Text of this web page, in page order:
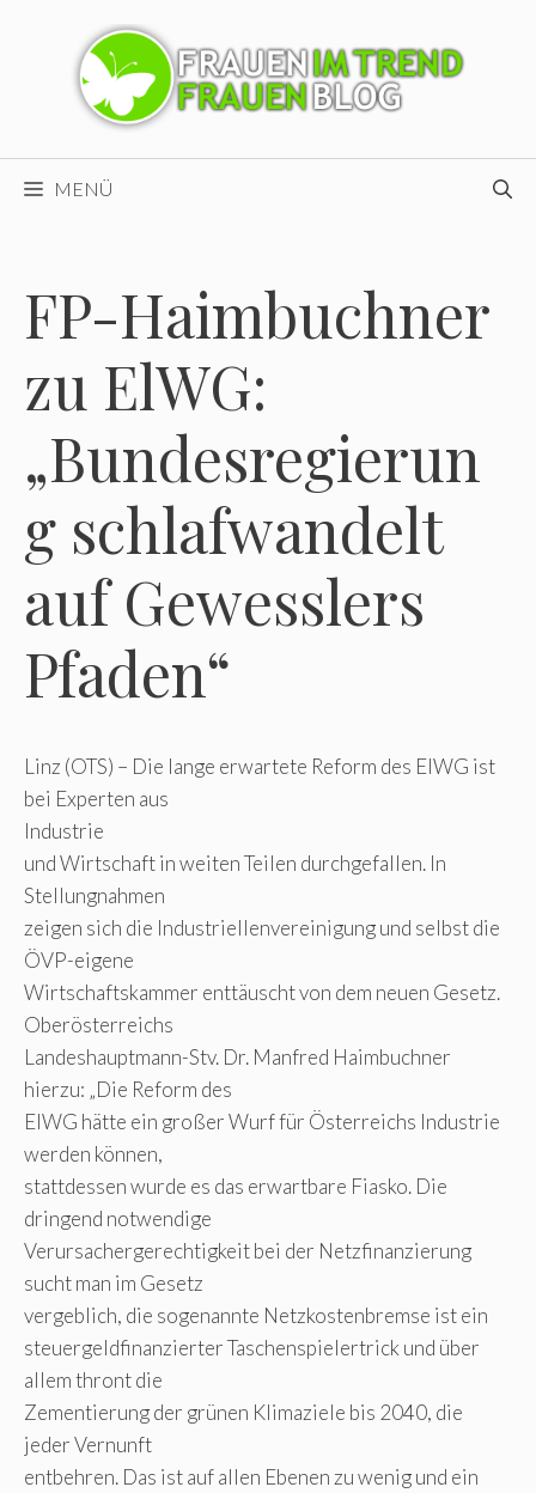
MENÜ
FP-Haimbuchner
zu ElWG:
„Bundesregierun
g schlafwandelt
auf Gewesslers
Pfaden“
Linz (OTS) – Die lange erwartete Reform des ElWG ist
bei Experten aus
Industrie
und Wirtschaft in weiten Teilen durchgefallen. In
Stellungnahmen
zeigen sich die Industriellenvereinigung und selbst die
ÖVP-eigene
Wirtschaftskammer enttäuscht von dem neuen Gesetz.
Oberösterreichs
Landeshauptmann-Stv. Dr. Manfred Haimbuchner
hierzu: „Die Reform des
ElWG hätte ein großer Wurf für Österreichs Industrie
werden können,
stattdessen wurde es das erwartbare Fiasko. Die
dringend notwendige
Verursachergerechtigkeit bei der Netzfinanzierung
sucht man im Gesetz
vergeblich, die sogenannte Netzkostenbremse ist ein
steuergeldfinanzierter Taschenspielertrick und über
allem thront die
Zementierung der grünen Klimaziele bis 2040, die
jeder Vernunft
entbehren. Das ist auf allen Ebenen zu wenig und ein